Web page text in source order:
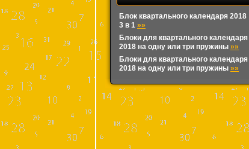
Блок квартального календаря 2018
3 в 1 »»
Блоки для квартального календаря
2018 на одну или три пружины »»
Блоки для квартального календаря
2018 на одну или три пружины »»